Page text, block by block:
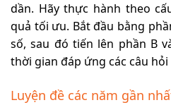
dần. Hãy thực hành theo
quả tối ưu. Bắt đầu bằng
số, sau đó tiến lên phần B
thời gian đáp ứng các câu
Luyện đề các năm gần